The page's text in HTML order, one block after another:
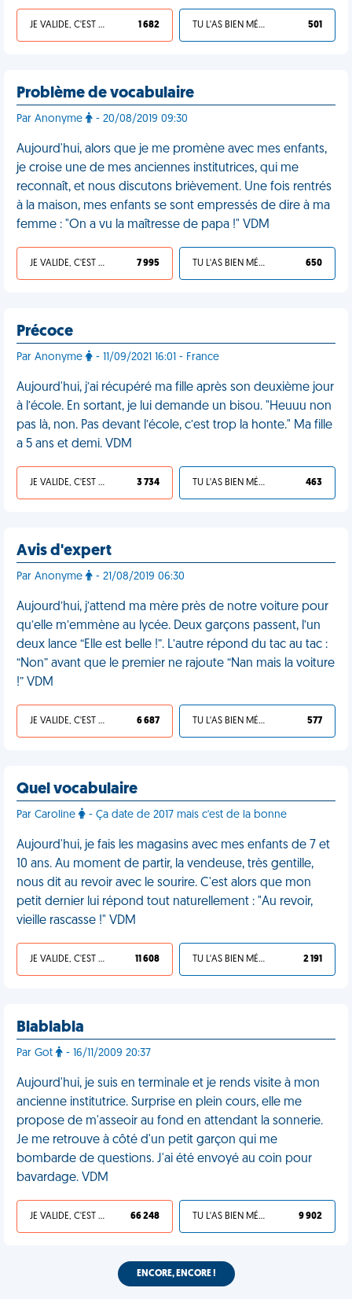
JE VALIDE, C'EST UNE VDM 1 682 TU L'AS BIEN MÉRITÉ 501
Problème de vocabulaire
Par Anonyme - 20/08/2019 09:30
Aujourd'hui, alors que je me promène avec mes enfants,
je croise une de mes anciennes institutrices, qui me
reconnaît, et nous discutons brièvement. Une fois rentrés
à la maison, mes enfants se sont empressés de dire à ma
femme : "On a vu la maîtresse de papa !" VDM
JE VALIDE, C'EST UNE VDM 7 995 TU L'AS BIEN MÉRITÉ 650
Précoce
Par Anonyme - 11/09/2021 16:01 - France
Aujourd'hui, j’ai récupéré ma fille après son deuxième jour
à l’école. En sortant, je lui demande un bisou. "Heuuu non
pas là, non. Pas devant l’école, c’est trop la honte." Ma fille
a 5 ans et demi. VDM
JE VALIDE, C'EST UNE VDM 3 734 TU L'AS BIEN MÉRITÉ 463
Avis d'expert
Par Anonyme - 21/08/2019 06:30
Aujourd’hui, j’attend ma mère près de notre voiture pour
qu’elle m’emmène au lycée. Deux garçons passent, l’un
deux lance “Elle est belle !”. L’autre répond du tac au tac :
“Non” avant que le premier ne rajoute “Nan mais la voiture
!” VDM
JE VALIDE, C'EST UNE VDM 6 687 TU L'AS BIEN MÉRITÉ 577
Quel vocabulaire
Par Caroline - Ça date de 2017 mais c'est de la bonne
Aujourd'hui, je fais les magasins avec mes enfants de 7 et
10 ans. Au moment de partir, la vendeuse, très gentille,
nous dit au revoir avec le sourire. C'est alors que mon
petit dernier lui répond tout naturellement : "Au revoir,
vieille rascasse !" VDM
JE VALIDE, C'EST UNE VDM 11 608 TU L'AS BIEN MÉRITÉ 2 191
Blablabla
Par Got - 16/11/2009 20:37
Aujourd'hui, je suis en terminale et je rends visite à mon
ancienne institutrice. Surprise en plein cours, elle me
propose de m'asseoir au fond en attendant la sonnerie.
Je me retrouve à côté d'un petit garçon qui me
bombarde de questions. J'ai été envoyé au coin pour
bavardage. VDM
JE VALIDE, C'EST UNE VDM 66 248 TU L'AS BIEN MÉRITÉ 9 902
ENCORE, ENCORE !